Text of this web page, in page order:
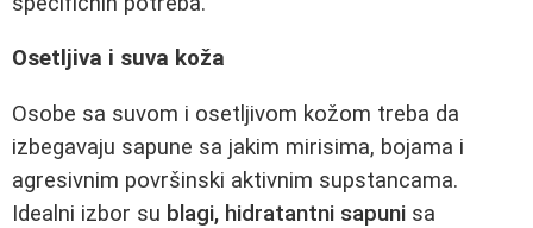
Osetljiva i suva koža
Osobe sa suvom i osetljivom kožom treba da
izbegavaju sapune sa jakim mirisima, bojama i
agresivnim površinski aktivnim supstancama.
Idealni izbor su blagi, hidratantni sapuni sa